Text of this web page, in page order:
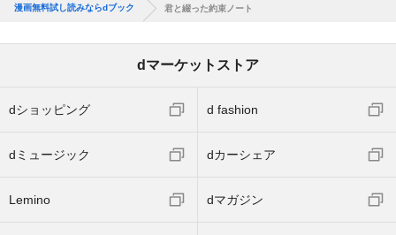
漫画無料試し読みならdブック 君と綴った約束ノート
dマーケットストア
dショッピング d fashion
dミュージック dカーシェア
Lemino dマガジン